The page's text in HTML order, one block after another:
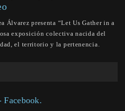
Álvarez presenta “Let Us Gather in a
exposición colectiva nacida del
el territorio y la pertenencia.